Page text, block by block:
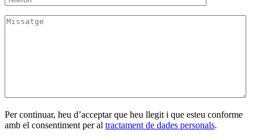
Per continuar, heu d’acceptar que heu llegit i que esteu conforme
amb el consentiment per al tractament de dades personals.